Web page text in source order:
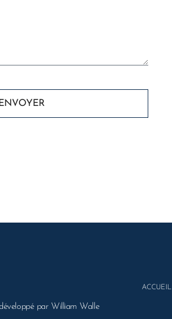
ENVOYER
ACCUEIL
par William Walle